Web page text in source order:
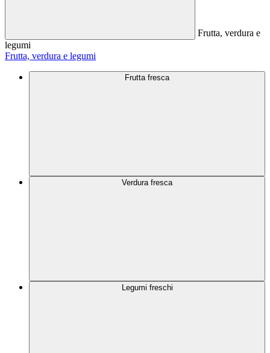
Frutta, verdura e
legumi
Frutta, verdura e legumi
Frutta fresca
Verdura fresca
Legumi freschi